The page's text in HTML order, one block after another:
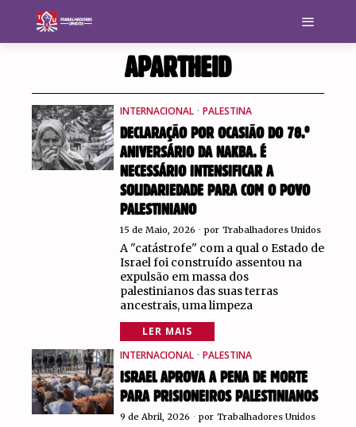
APARTHEID
INTERNACIONAL · PALESTINA
DECLARAÇÃO POR OCASIÃO DO 78.º
ANIVERSÁRIO DA NAKBA. É
NECESSÁRIO INTENSIFICAR A
SOLIDARIEDADE PARA COM O POVO
PALESTINIANO
15 de Maio, 2026 por Trabalhadores Unidos
A "catástrofe" com a qual o Estado de
Israel foi construído assentou na
expulsão em massa dos
palestinianos das suas terras
ancestrais, uma limpeza
LER MAIS
INTERNACIONAL · PALESTINA
ISRAEL APROVA A PENA DE MORTE
PARA PRISIONEIROS PALESTINIANOS
9 de Abril, 2026 por Trabalhadores Unidos